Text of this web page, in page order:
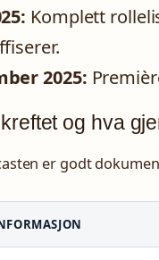
Komplett
2025:
og hva
er godt